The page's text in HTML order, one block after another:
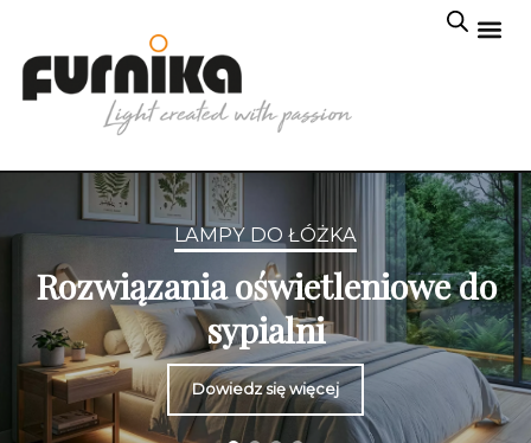
LAMPY DO ŁÓŻKA
Rozwiązania oświetleniowe do
sypialni
Dowiedz się więcej